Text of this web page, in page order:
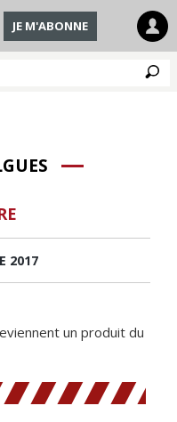
JE M'ABONNE
2017
un produit du